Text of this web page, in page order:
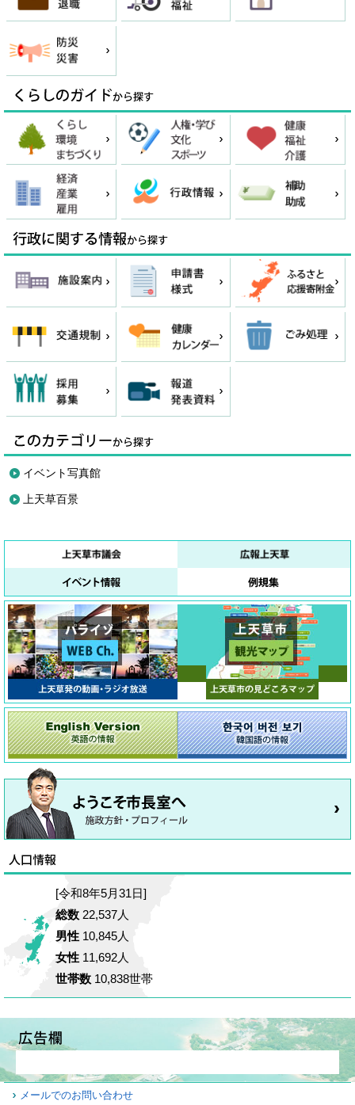
イベント写真館
上天草百景
[令和8年5月31日]
総数 22,537人
男性 10,845人
女性 11,692人
世帯数 10,838世帯
メールでのお問い合わせ